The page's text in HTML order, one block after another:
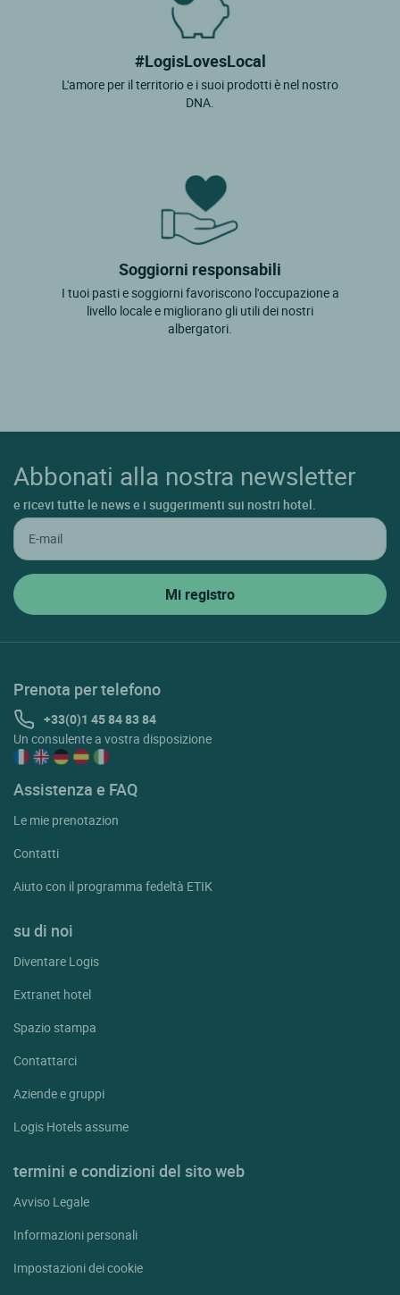
#LogisLovesLocal
L'amore per il territorio e i suoi prodotti è nel nostro
DNA.
Soggiorni responsabili
I tuoi pasti e soggiorni favoriscono l'occupazione a
livello locale e migliorano gli utili dei nostri
albergatori.
Abbonati alla nostra newsletter
e ricevi tutte le news e i suggerimenti sui nostri hotel.
Prenota per telefono
+33(0)1 45 84 83 84
Un consulente a vostra disposizione
Assistenza e FAQ
Le mie prenotazion
Contatti
Aiuto con il programma fedeltà ETIK
su di noi
Diventare Logis
Extranet hotel
Spazio stampa
Contattarci
Aziende e gruppi
Logis Hotels assume
termini e condizioni del sito web
Avviso Legale
Informazioni personali
Impostazioni dei cookie